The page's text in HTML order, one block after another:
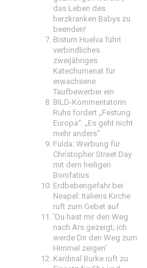
das Leben des
herzkranken Babys zu
beenden!
Bistum Huelva führt
verbindliches
zweijähriges
Katechumenat für
erwachsene
Taufbewerber ein
BILD-Kommentatorin
Ruhs fordert „Festung
Europa“: „Es geht nicht
mehr anders“
Fulda: Werbung für
Christopher Street Day
mit dem heiligen
Bonifatius
Erdbebengefahr bei
Neapel: Italiens Kirche
ruft zum Gebet auf
'Du hast mir den Weg
nach Ars gezeigt; ich
werde Dir den Weg zum
Himmel zeigen'
Kardinal Burke ruft zu